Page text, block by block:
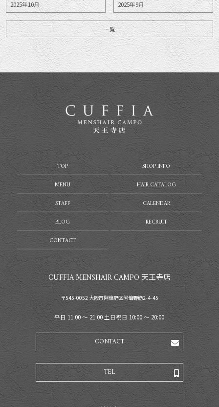
2025年10月 2025年9月
一覧
TOP
SHOP INFO
MENU
HAIR CATALOG
STAFF
CALENDAR
BLOG
RECRUIT
CONTACT
CUFFIA MENSHAIR CAMPO 天王寺店
〒545-0052 大阪市阿倍野区阿倍野筋2-4-45
平日 11:00 〜 21:00 土日祝日 10:00 〜 20:00
CONTACT
TEL